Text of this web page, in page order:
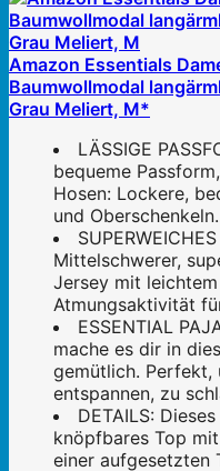
Amazon Essentials
Baumwollmodal
Grau Meliert, M*
LÄSSIGE
bequeme
Hosen: Lockere,
und
Mittelschwerer,
Jersey mit
Atmungsaktivität
ESSENTIAL
mache es dir in
gemütlich. Perfekt,
entspannen, zu
DETAILS:
knöpfbares Top
einer aufgesetzten